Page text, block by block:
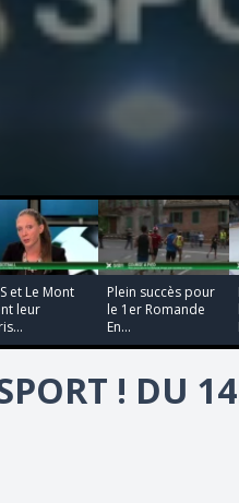
et Le Mont
leur
Plein succès pour
le 1er Romande
En...
! DU